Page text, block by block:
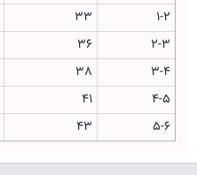
۱-۲
۳۳
۲-۳
36
۳-۴
38
۴-۵
41
۵-۶
43